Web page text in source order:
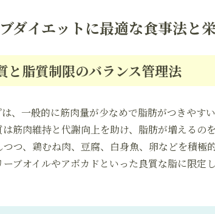
ダイエットに最適な食事法と
と脂質制限のバランス管理法
、一般的に筋肉量が少なめで脂肪がつきやす
筋肉維持と代謝向上を助け、脂肪が増えるの
つ、鶏むね肉、豆腐、白身魚、卵などを積極
ーブオイルやアボカドといった良質な脂に限定